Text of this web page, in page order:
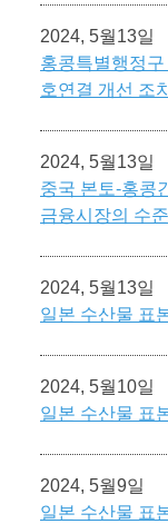
2024, 5월13일
홍콩특별행정
호연결 개선 조
2024, 5월13일
중국 본토-홍콩
금융시장의 수
2024, 5월13일
일본 수산물 표
2024, 5월10일
일본 수산물 표
2024, 5월9일
일본 수산물 표